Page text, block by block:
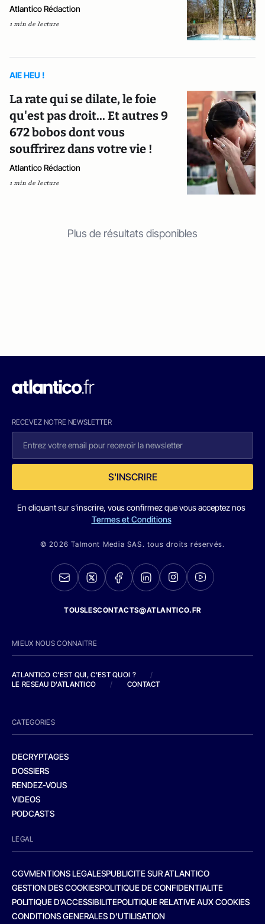
Atlantico Rédaction
1 min de lecture
AIE HEU !
La rate qui se dilate, le foie
qu'est pas droit... Et autres 9
672 bobos dont vous
souffrirez dans votre vie !
Atlantico Rédaction
1 min de lecture
Plus de résultats disponibles
RECEVEZ NOTRE NEWSLETTER
S'INSCRIRE
En cliquant sur s'inscrire, vous confirmez que vous acceptez nos
Termes et Conditions
© 2026 Talmont Media SAS. tous droits réservés.
TOUSLESCONTACTS@ATLANTICO.FR
MIEUX NOUS CONNAITRE
ATLANTICO C'EST QUI, C'EST QUOI ?
/
LE RESEAU D'ATLANTICO
/ CONTACT
CATEGORIES
DECRYPTAGES
DOSSIERS
RENDEZ-VOUS
VIDEOS
PODCASTS
LEGAL
CGVMENTIONS LEGALESPUBLICITE SUR ATLANTICO
GESTION DES COOKIESPOLITIQUE DE CONFIDENTIALITE
POLITIQUE D’ACCESSIBILITEPOLITIQUE RELATIVE AUX COOKIES
CONDITIONS GENERALES D’UTILISATION